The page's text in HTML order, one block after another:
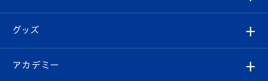
チケット
イベント
エンブレム紹介
スタッフプロフィール
はじめての観戦ガイド
Revive Team
フォトギャラリー
チケット
グッズ
オンラインショップ
アカデミー